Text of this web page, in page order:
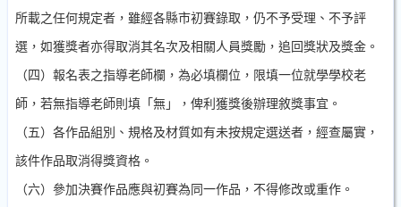
所載之任何規定者，雖經各縣市初賽錄取，仍不予受理、不予評
選，如獲獎者亦得取消其名次及相關人員獎勵，追回獎狀及獎金。
（四）報名表之指導老師欄，為必填欄位，限填一位就學學校老
師，若無指導老師則填「無」，俾利獲獎後辦理敘獎事宜。
（五）各作品組別、規格及材質如有未按規定選送者，經查屬實，
該件作品取消得獎資格。
（六）參加決賽作品應與初賽為同一作品，不得修改或重作。